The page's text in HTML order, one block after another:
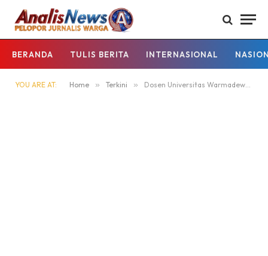
BERANDA TULIS BERITA INTERNASIONAL
YOU ARE AT: Home » Terkini » Dosen Universitas Warmadewa Berpartisipasi Sebagai Juri Lomba Bulan Bung Karno di Desa Ubung Kaja